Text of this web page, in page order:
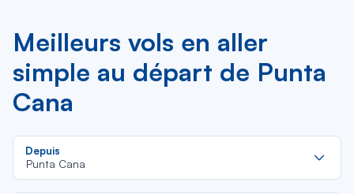
Meilleurs vols en aller
simple au départ de Punta
Cana
Depuis
Punta Cana